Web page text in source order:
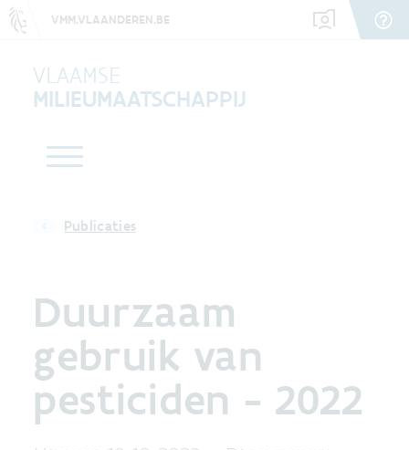
VMM.VLAANDEREN.BE
VLAAMSE
MILIEUMAATSCHAPPIJ
Publicaties
Duurzaam
gebruik van
pesticiden - 2022